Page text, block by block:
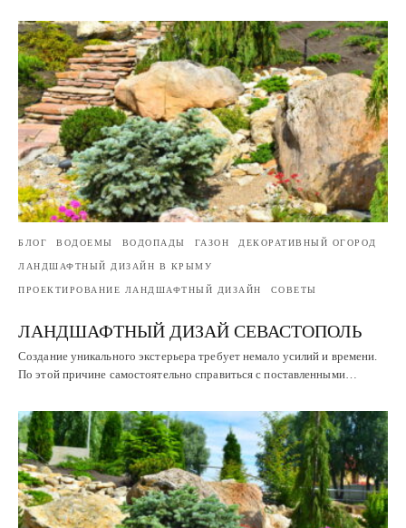
БЛОГ ВОДОЕМЫ ВОДОПАДЫ ГАЗОН ДЕКОРАТИВНЫЙ ОГОРОД
ЛАНДШАФТНЫЙ ДИЗАЙН В КРЫМУ
ПРОЕКТИРОВАНИЕ ЛАНДШАФТНЫЙ ДИЗАЙН СОВЕТЫ
ЛАНДШАФТНЫЙ ДИЗАЙ СЕВАСТОПОЛЬ
Создание уникального экстерьера требует немало усилий и времени.
По этой причине самостоятельно справиться с поставленными…